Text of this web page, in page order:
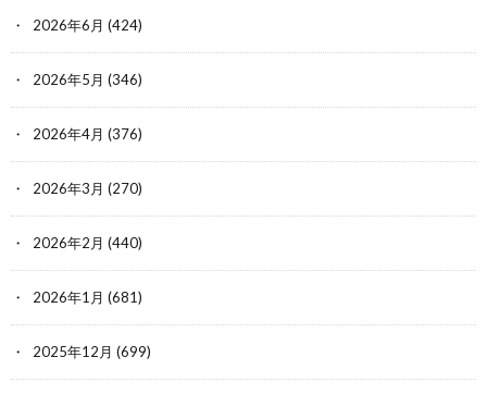
2026年6月 (424)
2026年5月 (346)
2026年4月 (376)
2026年3月 (270)
2026年2月 (440)
2026年1月 (681)
2025年12月 (699)